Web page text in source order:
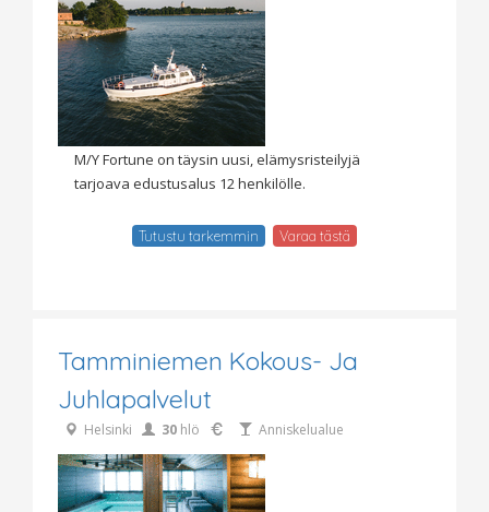
M/Y Fortune on täysin uusi, elämysristeilyjä
tarjoava edustusalus 12 henkilölle.
Tutustu tarkemmin Varaa tästä
Tamminiemen Kokous- Ja
Juhlapalvelut
Helsinki 30 hlö Anniskelualue